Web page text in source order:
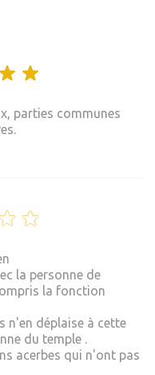
parties communes
la personne de
la fonction
n'en déplaise à cette
du temple .
acerbes qui n'ont pas